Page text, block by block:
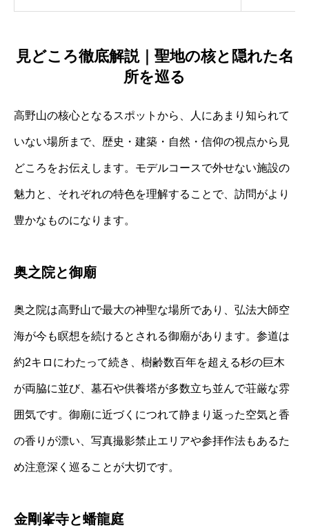
見どころ徹底解説｜聖地の核と隠れた名
所を巡る
高野山の核心となるスポットから、人にあまり知られて
いない場所まで、歴史・建築・自然・信仰の視点から見
どころをお伝えします。モデルコースで外せない施設の
魅力と、それぞれの特色を理解することで、訪問がより
豊かなものになります。
奥之院と御廟
奥之院は高野山で最大の神聖な場所であり、弘法大師空
海が今も瞑想を続けるとされる御廟があります。参道は
約2キロにわたって続き、樹齢数百年を超える杉の巨木
が両脇に並び、墓石や供養塔が多数立ち並んで荘厳な雰
囲気です。御廟に近づくにつれて静まり返った空気と香
の香りが漂い、写真撮影禁止エリアや参拝作法もあるた
め注意深く巡ることが大切です。
金剛峯寺と蟠龍庭